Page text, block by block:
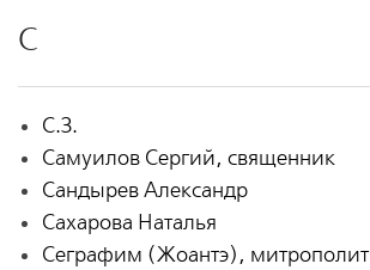
С
С.З.
Самуилов Сергий, священник
Сандырев Александр
Сахарова Наталья
Сеграфим (Жоантэ), митрополит